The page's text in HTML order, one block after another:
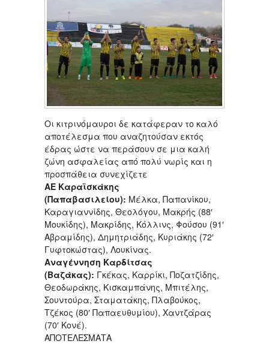
Οι κιτρινόμαυροι δε κατάφεραν το καλό
αποτέλεσμα που αναζητούσαν εκτός
έδρας ώστε να περάσουν σε μια καλή
ζώνη ασφαλείας από πολύ νωρίς και η
προσπάθεια συνεχίζετε
ΑΕ Καραϊσκάκης
(Παπαβασιλείου): Μέλκα, Παπανίκου,
Καραγιαννίδης, Θεολόγου, Μακρής (88′
Μουκίδης), Μακρίδης, Κόλλινς, Φούσου (91′
Αβραμίδης), Δημητριάδης, Κυριάκης (72′
Γυφτοκώστας), Λουκίνας.
Αναγέννηση Καρδίτσας
(Βαζάκας): Γκέκας, Καρρίκι, Ποζατζίδης,
Θεοδωράκης, Κισκαμπάνης, Μπιτέλης,
Σουντούρα, Σταματάκης, Πλαβούκος,
Τζέκος (80′ Παπαευθυμίου), Χαντζάρας
(70′ Κονέ).
ΑΠΟΤΕΛΕΣΜΑΤΑ